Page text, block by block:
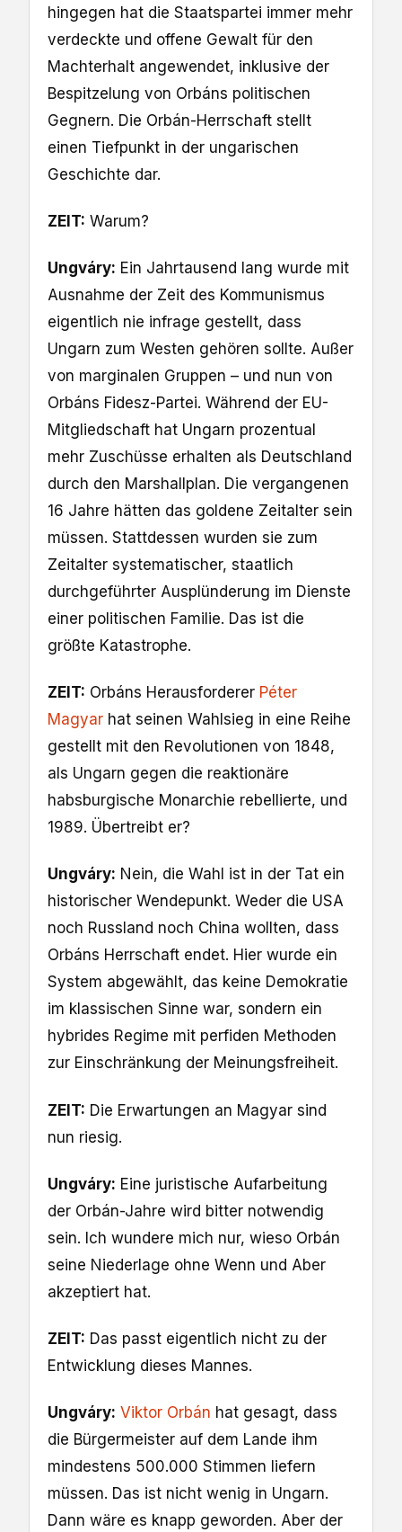
hingegen hat die Staatspartei immer mehr
verdeckte und offene Gewalt für den
Machterhalt angewendet, inklusive der
Bespitzelung von Orbáns politischen
Gegnern. Die Orbán-Herrschaft stellt
einen Tiefpunkt in der ungarischen
Geschichte dar.
ZEIT: Warum?
Ungváry: Ein Jahrtausend lang wurde mit
Ausnahme der Zeit des Kommunismus
eigentlich nie infrage gestellt, dass
Ungarn zum Westen gehören sollte. Außer
von marginalen Gruppen – und nun von
Orbáns Fidesz-Partei. Während der EU-
Mitgliedschaft hat Ungarn prozentual
mehr Zuschüsse erhalten als Deutschland
durch den Marshallplan. Die vergangenen
16 Jahre hätten das goldene Zeitalter sein
müssen. Stattdessen wurden sie zum
Zeitalter systematischer, staatlich
durchgeführter Ausplünderung im Dienste
einer politischen Familie. Das ist die
größte Katastrophe.
ZEIT: Orbáns Herausforderer Péter
Magyar hat seinen Wahlsieg in eine Reihe
gestellt mit den Revolutionen von 1848,
als Ungarn gegen die reaktionäre
habsburgische Monarchie rebellierte, und
1989. Übertreibt er?
Ungváry: Nein, die Wahl ist in der Tat ein
historischer Wendepunkt. Weder die USA
noch Russland noch China wollten, dass
Orbáns Herrschaft endet. Hier wurde ein
System abgewählt, das keine Demokratie
im klassischen Sinne war, sondern ein
hybrides Regime mit perfiden Methoden
zur Einschränkung der Meinungsfreiheit.
ZEIT: Die Erwartungen an Magyar sind
nun riesig.
Ungváry: Eine juristische Aufarbeitung
der Orbán-Jahre wird bitter notwendig
sein. Ich wundere mich nur, wieso Orbán
seine Niederlage ohne Wenn und Aber
akzeptiert hat.
ZEIT: Das passt eigentlich nicht zu der
Entwicklung dieses Mannes.
Ungváry: Viktor Orbán hat gesagt, dass
die Bürgermeister auf dem Lande ihm
mindestens 500.000 Stimmen liefern
müssen. Das ist nicht wenig in Ungarn.
Dann wäre es knapp geworden. Aber der